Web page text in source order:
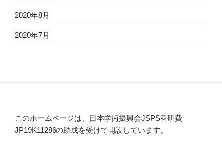
2020年8月
2020年7月
このホームページは、日本学術振興会JSPS科研費
JP19K11286の助成を受けて開設しています。